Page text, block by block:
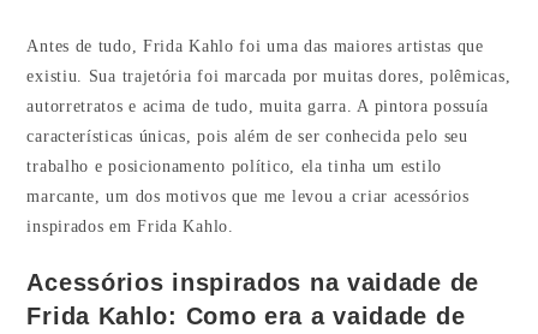
Antes de tudo, Frida Kahlo foi uma das maiores artistas que
existiu. Sua trajetória foi marcada por muitas dores, polêmicas,
autorretratos e acima de tudo, muita garra. A pintora possuía
características únicas, pois além de ser conhecida pelo seu
trabalho e posicionamento político, ela tinha um estilo
marcante, um dos motivos que me levou a criar acessórios
inspirados em Frida Kahlo.
Acessórios inspirados na vaidade de
Frida Kahlo: Como era a vaidade de